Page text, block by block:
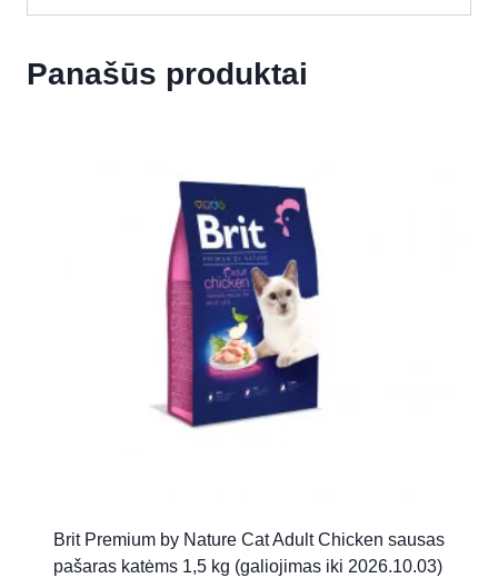
Panašūs produktai
Brit Premium by Nature Cat Adult Chicken sausas
pašaras katėms 1,5 kg (galiojimas iki 2026.10.03)